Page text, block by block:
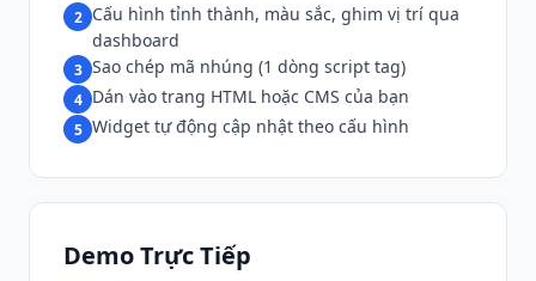
2 Cấu hình tỉnh thành, màu sắc, ghim vị trí qua
dashboard
3 Sao chép mã nhúng (1 dòng script tag)
4 Dán vào trang HTML hoặc CMS của bạn
5 Widget tự động cập nhật theo cấu hình
Demo Trực Tiếp